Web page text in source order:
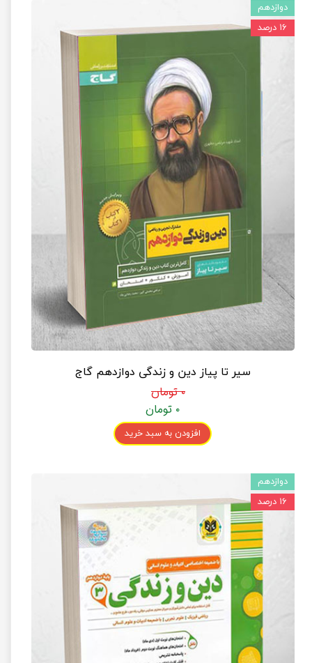
سیر تا پیاز دین و زندگی دوازدهم گاج
۰ تومان
۰ تومان
افزودن به سبد خرید
دوازدهم
۱۶ درصد
دوازدهم
۱۶ درصد